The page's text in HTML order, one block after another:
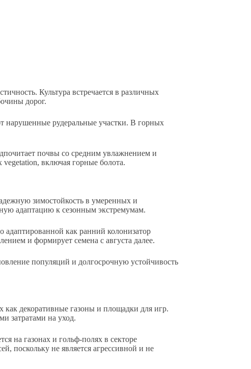
Культура встречается в различных
дорог.
нарушенные рудеральные участки. В горных
почвы со средним увлажнением и
включая горные болота.
зимостойкость в умеренных и
адаптацию к сезонным экстремумам.
адаптированной как ранний колонизатор
и формирует семена с августа далее.
популяций и долгосрочную устойчивость
как декоративные газоны и площадки для игр.
затратами на уход.
на газонах и гольф-полях в секторе
поскольку не является агрессивной и не